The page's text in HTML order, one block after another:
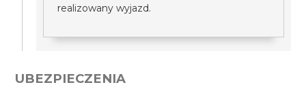
realizowany wyjazd.
UBEZPIECZENIA